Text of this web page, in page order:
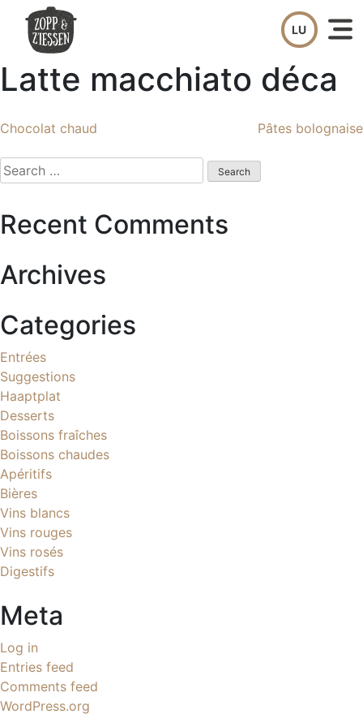
content
Latte macchiato déca
Post
navigation
Chocolat chaud Pâtes bolognaise
Search
for:
Recent Comments
Archives
Categories
Entrées
Suggestions
Haaptplat
Desserts
Boissons fraîches
Boissons chaudes
Apéritifs
Bières
Vins blancs
Vins rouges
Vins rosés
Digestifs
Meta
Log in
Entries feed
Comments feed
WordPress.org